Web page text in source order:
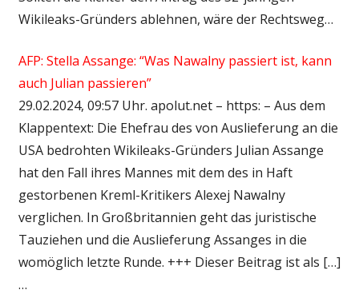
Wikileaks-Gründers ablehnen, wäre der Rechtsweg…
AFP: Stella Assange: “Was Nawalny passiert ist, kann
auch Julian passieren”
29.02.2024, 09:57 Uhr. apolut.net – https: – Aus dem
Klappentext: Die Ehefrau des von Auslieferung an die
USA bedrohten Wikileaks-Gründers Julian Assange
hat den Fall ihres Mannes mit dem des in Haft
gestorbenen Kreml-Kritikers Alexej Nawalny
verglichen. In Großbritannien geht das juristische
Tauziehen und die Auslieferung Assanges in die
womöglich letzte Runde. +++ Dieser Beitrag ist als […]
…